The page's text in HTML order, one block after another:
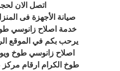
اتصل الان
صيانة الأجهزة فى
خدمة اصلاح زانوسي
يرحب بكم في الموقع
اصلاح زانوسي طوخ
طوخ الكرام ارقام